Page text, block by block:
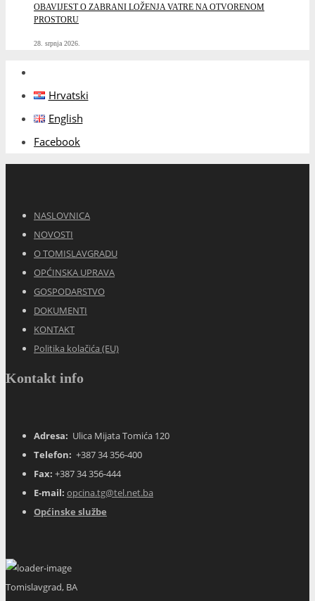
OBAVIJEST O ZABRANI LOŽENJA VATRE NA OTVORENOM
PROSTORU
28. srpnja 2026.
Hrvatski
English
Facebook
NASLOVNICA
NOVOSTI
O TOMISLAVGRADU
OPĆINSKA UPRAVA
GOSPODARSTVO
DOKUMENTI
KONTAKT
Politika kolačića (EU)
Kontakt info
Adresa: Ulica Mijata Tomića 120
Telefon: +387 34 356-400
Fax: +387 34 356-444
E-mail: opcina.tg@tel.net.ba
Općinske službe
Tomislavgrad, BA